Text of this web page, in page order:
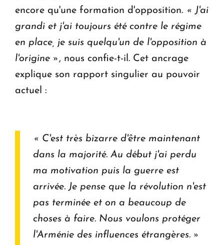
encore qu'une formation d'opposition. « J'ai
grandi et j'ai toujours été contre le régime
en place, je suis quelqu'un de l'opposition à
l'origine » , nous confie-t-il. Cet ancrage
explique son rapport singulier au pouvoir
actuel :
« C'est très bizarre d'être maintenant
dans la majorité. Au début j'ai perdu
ma motivation puis la guerre est
arrivée. Je pense que la révolution n'est
pas terminée et on a beaucoup de
choses à faire. Nous voulons protéger
l'Arménie des influences étrangères. »